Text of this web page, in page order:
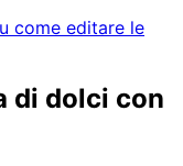
come editare le
di dolci con